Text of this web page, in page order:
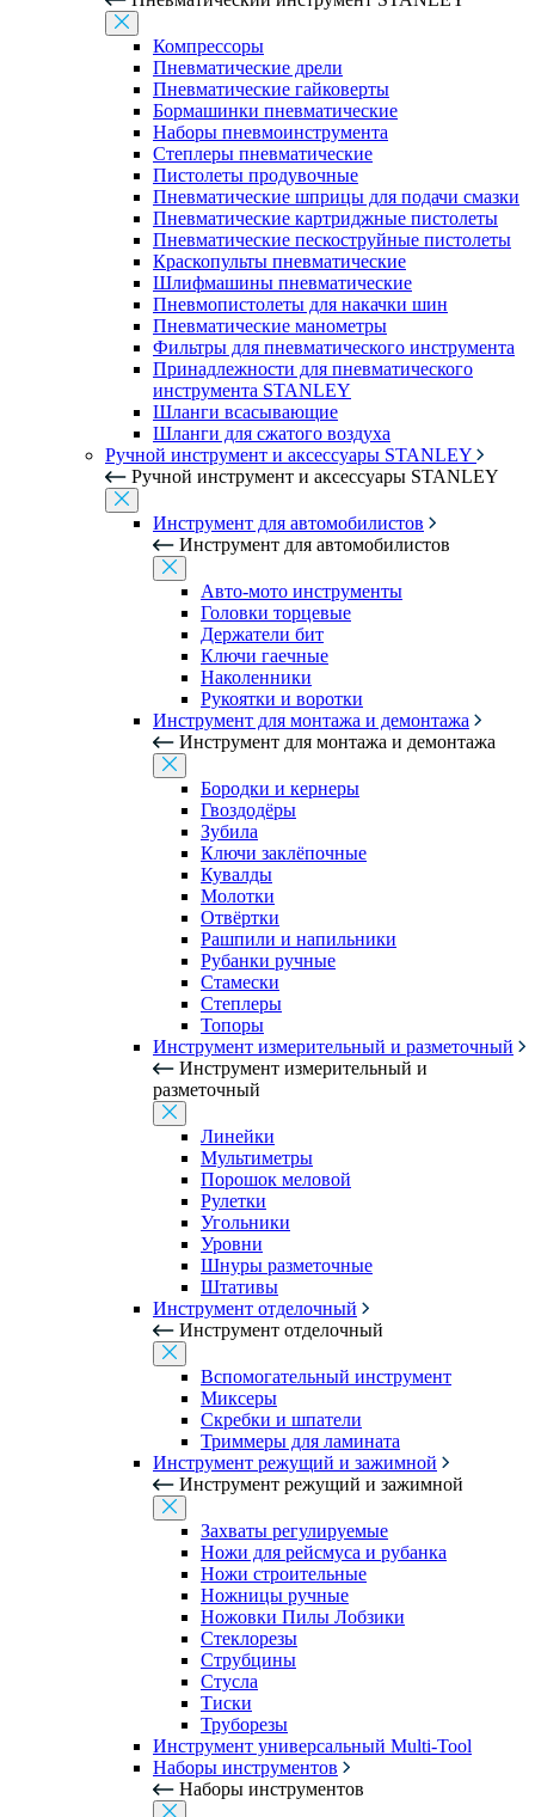
Компрессоры
Пневматические дрели
Пневматические гайковерты
Бормашинки пневматические
Наборы пневмоинструмента
Степлеры пневматические
Пистолеты продувочные
Пневматические шприцы для подачи смазки
Пневматические картриджные пистолеты
Пневматические пескоструйные пистолеты
Краскопульты пневматические
Шлифмашины пневматические
Пневмопистолеты для накачки шин
Пневматические манометры
Фильтры для пневматического инструмента
Принадлежности для пневматического
инструмента STANLEY
Шланги всасывающие
Шланги для сжатого воздуха
Ручной инструмент и аксессуары STANLEY
Ручной инструмент и аксессуары STANLEY
Инструмент для автомобилистов
Инструмент для автомобилистов
Авто-мото инструменты
Головки торцевые
Держатели бит
Ключи гаечные
Наколенники
Рукоятки и воротки
Инструмент для монтажа и демонтажа
Инструмент для монтажа и демонтажа
Бородки и кернеры
Гвоздодёры
Зубила
Ключи заклёпочные
Кувалды
Молотки
Отвёртки
Рашпили и напильники
Рубанки ручные
Стамески
Степлеры
Топоры
Инструмент измерительный и разметочный
Инструмент измерительный и
разметочный
Линейки
Мультиметры
Порошок меловой
Рулетки
Угольники
Уровни
Шнуры разметочные
Штативы
Инструмент отделочный
Инструмент отделочный
Вспомогательный инструмент
Миксеры
Скребки и шпатели
Триммеры для ламината
Инструмент режущий и зажимной
Инструмент режущий и зажимной
Захваты регулируемые
Ножи для рейсмуса и рубанка
Ножи строительные
Ножницы ручные
Ножовки Пилы Лобзики
Стеклорезы
Струбцины
Стусла
Тиски
Труборезы
Инструмент универсальный Multi-Tool
Наборы инструментов
Наборы инструментов